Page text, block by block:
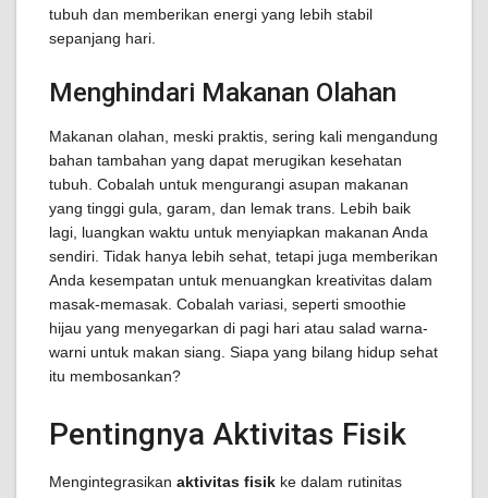
tubuh dan memberikan energi yang lebih stabil
sepanjang hari.
Menghindari Makanan Olahan
Makanan olahan, meski praktis, sering kali mengandung
bahan tambahan yang dapat merugikan kesehatan
tubuh. Cobalah untuk mengurangi asupan makanan
yang tinggi gula, garam, dan lemak trans. Lebih baik
lagi, luangkan waktu untuk menyiapkan makanan Anda
sendiri. Tidak hanya lebih sehat, tetapi juga memberikan
Anda kesempatan untuk menuangkan kreativitas dalam
masak-memasak. Cobalah variasi, seperti smoothie
hijau yang menyegarkan di pagi hari atau salad warna-
warni untuk makan siang. Siapa yang bilang hidup sehat
itu membosankan?
Pentingnya Aktivitas Fisik
Mengintegrasikan aktivitas fisik ke dalam rutinitas